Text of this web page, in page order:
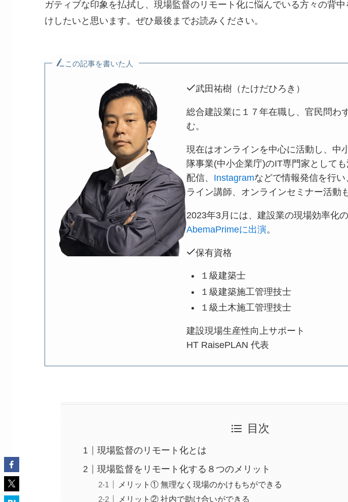
ガティブな印象を払拭し、現場監督のリモート化に悩んでいる方々の背
けしたいと思います。ぜひ最後までお読みください。
この記事を書いた人
武田祐樹（たけだひろき）
総合建設業に１７年在職し、官民問わ
む。
現在はオンラインを中心に活動し、中
隊事業(中小企業庁)のIT専門家としても
配信、 Instagramなどで情報発信を行
ライン講師、オンラインセミナー活動
2023年3月には、建設業の現場効率化
AbemaPrimeに出演。
保有資格
１級建築士
１級建築施工管理技士
１級土木施工管理技士
建設現場生産性向上サポート
HT RaisePLAN 代表
目次
現場監督のリモート化とは
現場監督をリモート化する８つのメリット
メリット① 無理なく現場のかけもちができる
メリット② 社内で助け合いができる